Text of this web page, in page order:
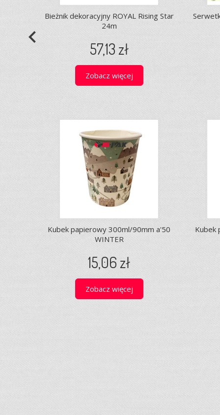
Bieżnik dekoracyjny ROYAL Rising Star
24m
57,13 zł
Zobacz więcej
Kubek papierowy 300ml/90mm a'50
WINTER
15,06 zł
Zobacz więcej
Kubek
navigate_before